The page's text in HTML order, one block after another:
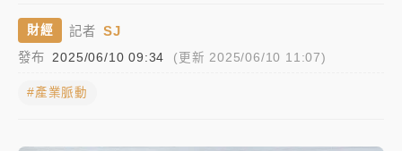
父親節泡湯了！中颱白海豚雨彈轟3天 「紅到發紫」降
雨熱區曝
財經 記者 SJ
發布 2025/06/10 09:34 (更新 2025/06/10 11:07)
#產業脈動